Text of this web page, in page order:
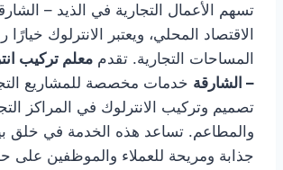
تسهم الأعمال التجارية في الذيد –
الاقتصاد المحلي، ويعتبر الانترلوك خيارًا
المساحات التجارية. تقدم معلم تركيب
– الشارقة خدمات مخصصة للمشاريع
تصميم وتركيب الانترلوك في المراكز
والمطاعم. تساعد هذه الخدمة في خلق
جذابة ومريحة للعملاء والموظفين على